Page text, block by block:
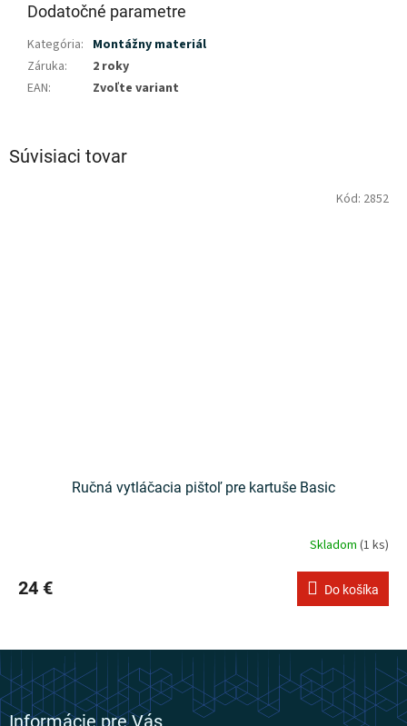
Súvisiaci tovar
Ručná vytláčacia pištoľ pre kartuše Basic
Skladom (1 ks)
24 € Do košíka
Kód: 2852
Dodatočné parametre
Kategória: Montážny materiál
Záruka:
2 roky
EAN: Zvoľte variant
Z
á
p
ä